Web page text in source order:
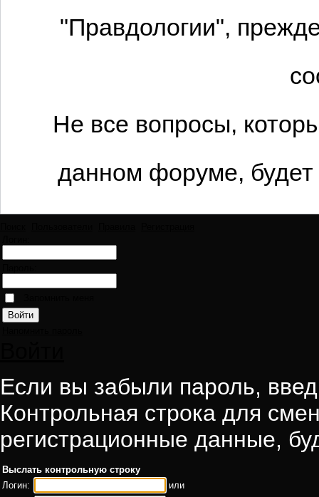
"Правдологии",
Не все вопросы,
данном форуме,
Если вы забыли пароль,
Контрольная строка для
регистрационные данные,
Выслать контрольную строку
Логин:
или